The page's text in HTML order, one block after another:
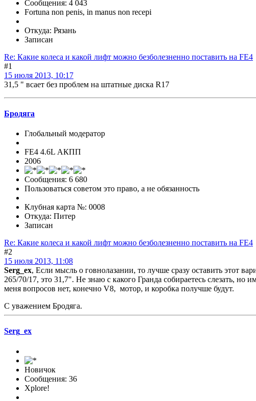
Сообщения: 4 043
Fortuna non penis, in manus non recepi
Откуда: Рязань
Записан
Re: Какие колеса и какой лифт можно безболезненно поставить на FE4
#1
15 июля 2013, 10:17
31,5 " всает без проблем на штатные диска R17
Бродяга
Глобальный модератор
FE4 4.6L АКПП
2006
Сообщения: 6 680
Пользоваться советом это право, а не обязанность
Клубная карта №: 0008
Откуда: Питер
Записан
Re: Какие колеса и какой лифт можно безболезненно поставить на FE4
#2
15 июля 2013, 11:08
Serg_ex, Если мысль о говнолазании, то лучше сразу оставить этот
265/70/17, это 31,7". Не знаю с какого Гранда собираетесь слезать,
меня вопросов нет, конечно V8, мотор, и коробка получше будут.
С уважением Бродяга.
Serg_ex
Новичок
Сообщения: 36
Xplore!